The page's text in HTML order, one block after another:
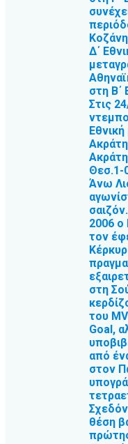
Δ΄
στη Β΄
Στις
Θεσ.1-
Άνω
2006
τον
στη
του
Goal,
από
στον
θέση